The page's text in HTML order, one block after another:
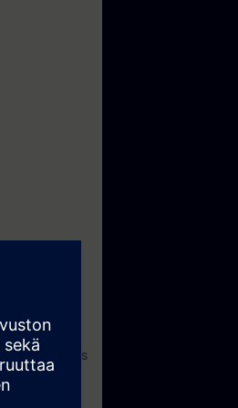
convertisseurs